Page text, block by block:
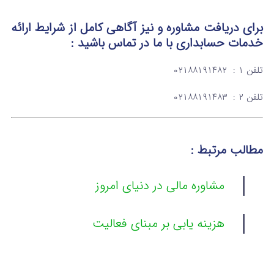
برای دریافت مشاوره و نیز آگاهی کامل از شرایط ارائه
خدمات حسابداریبا ما در تماسباشید :
تلفن ۱ : ۰۲۱۸۸۱۹۱۴۸۲
تلفن ۲ : ۰۲۱۸۸۱۹۱۴۸۳
مطالب مرتبط :
مشاوره مالی در دنیای امروز
هزینه یابی بر مبنای فعالیت